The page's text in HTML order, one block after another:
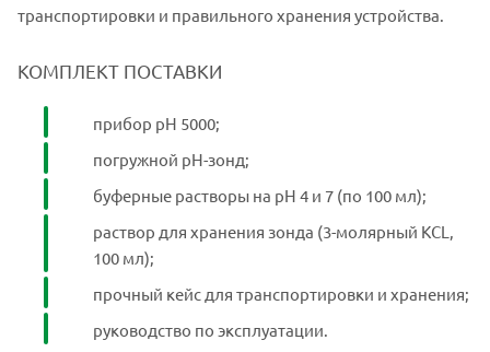
транспортировки и правильного хранения устройства.
КОМПЛЕКТ ПОСТАВКИ
прибор рН 5000;
погружной рН-зонд;
буферные растворы на рН 4 и 7 (по 100 мл);
раствор для хранения зонда (3-молярный КCL,
100 мл);
прочный кейс для транспортировки и хранения;
руководство по эксплуатации.